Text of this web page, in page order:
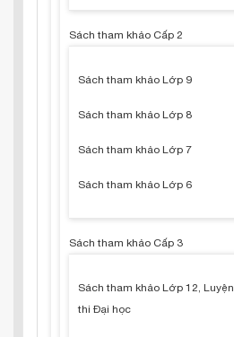
Sách tham khảo Cấp 2
Sách tham khảo Lớp 9
Sách tham khảo Lớp 8
Sách tham khảo Lớp 7
Sách tham khảo Lớp 6
Sách tham khảo Cấp 3
Sách tham khảo Lớp 12, Luyện
thi Đại học